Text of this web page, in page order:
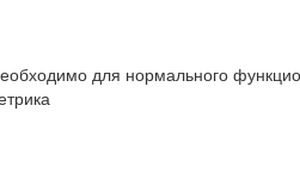
для нормального